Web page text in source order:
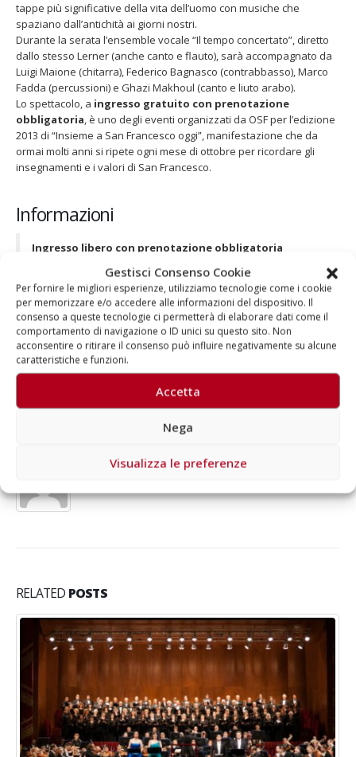
Gestisci Consenso Cookie
Per fornire le migliori esperienze, utilizziamo tecnologie come i cookie
per memorizzare e/o accedere alle informazioni del dispositivo. Il
consenso a queste tecnologie ci permetterà di elaborare dati come il
comportamento di navigazione o ID unici su questo sito. Non
acconsentire o ritirare il consenso può influire negativamente su alcune
caratteristiche e funzioni.
Accetta
Nega
Visualizza le preferenze
tappe più significative della vita dell’uomo con musiche che
spaziano dall’antichità ai giorni nostri.
Durante la serata l’ensemble vocale “Il tempo concertato”, diretto
dallo stesso Lerner (anche canto e flauto), sarà accompagnato da
Luigi Maione (chitarra), Federico Bagnasco (contrabbasso), Marco
Fadda (percussioni) e Ghazi Makhoul (canto e liuto arabo).
Lo spettacolo, a ingresso gratuito con prenotazione
obbligatoria, è uno degli eventi organizzati da OSF per l’edizione
2013 di “Insieme a San Francesco oggi”, manifestazione che da
ormai molti anni si ripete ogni mese di ottobre per ricordare gli
insegnamenti e i valori di San Francesco.
Informazioni
Ingresso libero con prenotazione obbligatoria
13.00 / 14.00-17.00
Ulteriori informazioni:biglietteria@aragorn.it
Fondazione Opera San Francesco per i Poveri
Onlus:clicca qui
Aragorn
RELATED POSTS
gospel benefico
Opera Cardinal
Giugno 15, 2026